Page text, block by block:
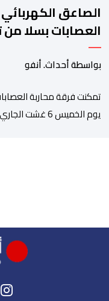
الصاعق
العصابات بسلا
بواسطة أحداث. أنفو
تمكنت فرقة محاربة
يوم الخميس 6